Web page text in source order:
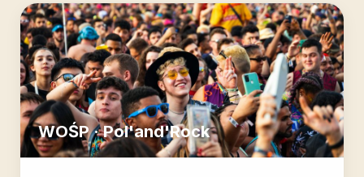
WOŚP · Pol'and'Rock